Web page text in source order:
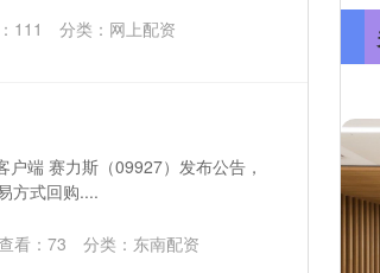
111 分类： 网上配资
端 赛力斯（09927）发布公告，
方式回购....
看： 73 分类： 东南配资